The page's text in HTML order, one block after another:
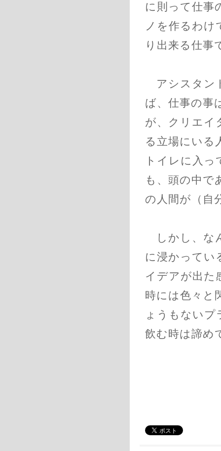
に則って仕事
ノを作るわけ
り出来る仕事
アシスタン
ば、仕事の事
が、クリエイ
る立場にいる
トイレに入
も、頭の中で
の人間が（自
しかし、な
に浸かってい
イデアが出た
時には色々と
ょうもない
飲む時は諦め